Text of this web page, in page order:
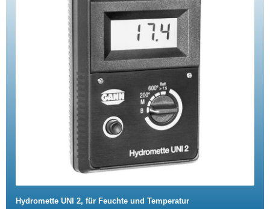
Hydromette UNI 2, für Feuchte und Temperatur